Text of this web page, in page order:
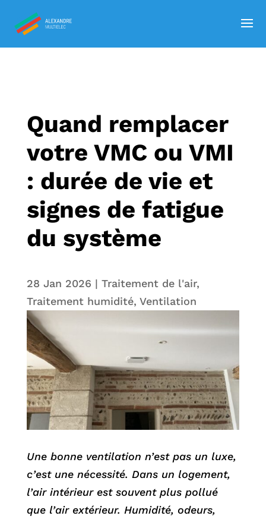
Quand remplacer
votre VMC ou VMI
: durée de vie et
signes de fatigue
du système
28 Jan 2026 | Traitement de l'air,
Traitement humidité, Ventilation
Une bonne ventilation n’est pas un luxe,
c’est une nécessité. Dans un logement,
l’air intérieur est souvent plus pollué
que l’air extérieur. Humidité, odeurs,